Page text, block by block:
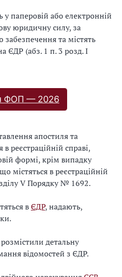
паперовій або електронній
юридичну силу, за
та містять
ЄДР (абз. 1 п. 3 розд. І
ФОП — 2026
апостиля та
реєстраційній справі,
формі, крім випадку
містяться в реєстраційній
V Порядку № 1692.
вЄДР, надають,
детальну
відомостей з ЄДР.